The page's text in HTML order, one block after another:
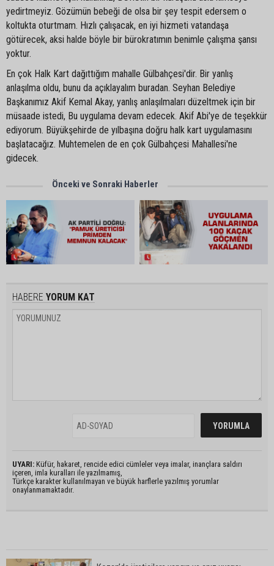
yedirtmeyiz. Gözümün bebeği de olsa bir şey tespit edersem o
koltukta oturtmam. Hızlı çalışacak, en iyi hizmeti vatandaşa
götürecek, aksi halde böyle bir bürokratımın benimle çalışma şansı
yoktur.
En çok Halk Kart dağıttığım mahalle Gülbahçesi'dir. Bir yanlış
anlaşılma oldu, bunu da açıklayalım buradan. Seyhan Belediye
Başkanımız Akif Kemal Akay, yanlış anlaşılmaları düzeltmek için bir
müsaade istedi, Bu uygulama devam edecek. Akif Abi'ye de teşekkür
ediyorum. Büyükşehirde de yılbaşına doğru halk kart uygulamasını
başlatacağız. Muhtemelen de en çok Gülbahçesi Mahallesi'ne
gidecek.
Önceki ve Sonraki Haberler
HABERE YORUM KAT
UYARI: Küfür, hakaret, rencide edici cümleler veya imalar, inançlara saldırı
içeren, imla kuralları ile yazılmamış,
Türkçe karakter kullanılmayan ve büyük harflerle yazılmış yorumlar
onaylanmamaktadır.